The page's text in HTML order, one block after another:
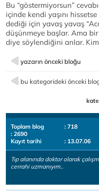
Bu “göstermiyorsun”
içinde kendi yaşını
dediği için yavaş yavaş
düşünmeye başlar. Ama
diye söylendiğini anlar.
yazarın önceki bloğu
bu kategorideki önceki
Toplam blog
: 718
: 2690
Kayıt tarihi
: 13.07.06
Tıp alanında doktor olarak
cerrahi uzmanıyım..